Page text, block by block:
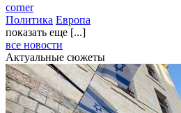
corner
Политика Европа
показать еще [...]
все новости
Актуальные сюжеты